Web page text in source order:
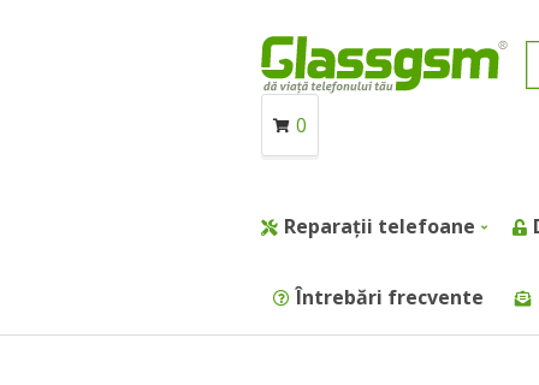
0
Reparații telefoane
Întrebări frecvente